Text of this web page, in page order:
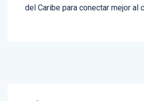
mercado y convertir a Santo